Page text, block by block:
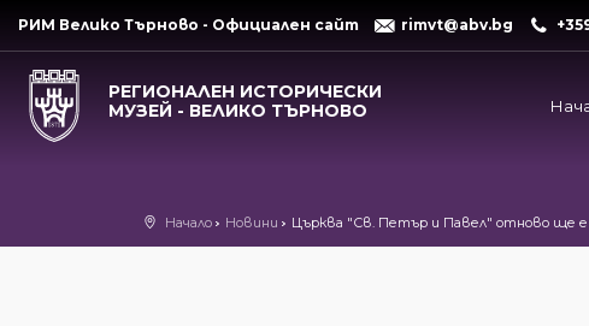
РИМ Велико Търново - Официален сайт rimvt@abv.bg
РЕГИОНАЛЕН ИСТОРИЧЕСКИ
МУЗЕЙ - ВЕЛИКО ТЪРНОВО
Начало Новини Църква "Св. Петър и Павел" отново ще